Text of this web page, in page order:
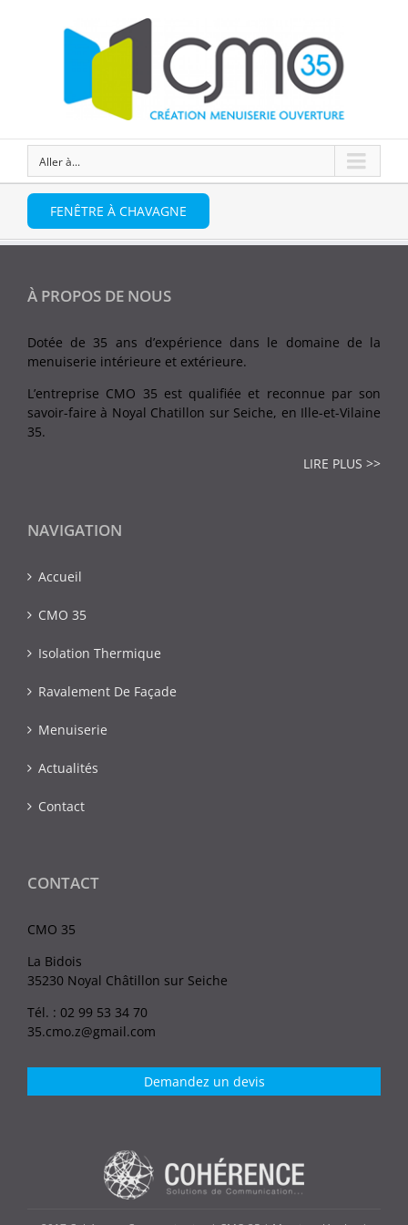
Aller à...
FENÊTRE À CHAVAGNE
À PROPOS DE NOUS
Dotée de 35 ans d’expérience dans le domaine de la
menuiserie intérieure et extérieure.
L’entreprise CMO 35 est qualifiée et reconnue par son
savoir-faire à Noyal Chatillon sur Seiche, en Ille-et-Vilaine
35.
LIRE PLUS >>
NAVIGATION
Accueil
CMO 35
Isolation Thermique
Ravalement De Façade
Menuiserie
Actualités
Contact
CONTACT
CMO 35
La Bidois
35230 Noyal Châtillon sur Seiche
Tél. : 02 99 53 34 70
35.cmo.z@gmail.com
Demandez un devis